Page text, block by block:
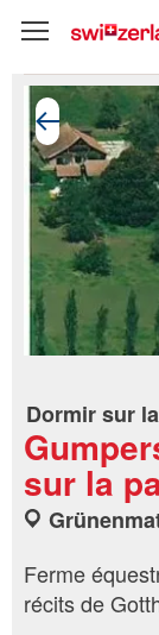
Dormir sur
sur la
Ferme
récits de